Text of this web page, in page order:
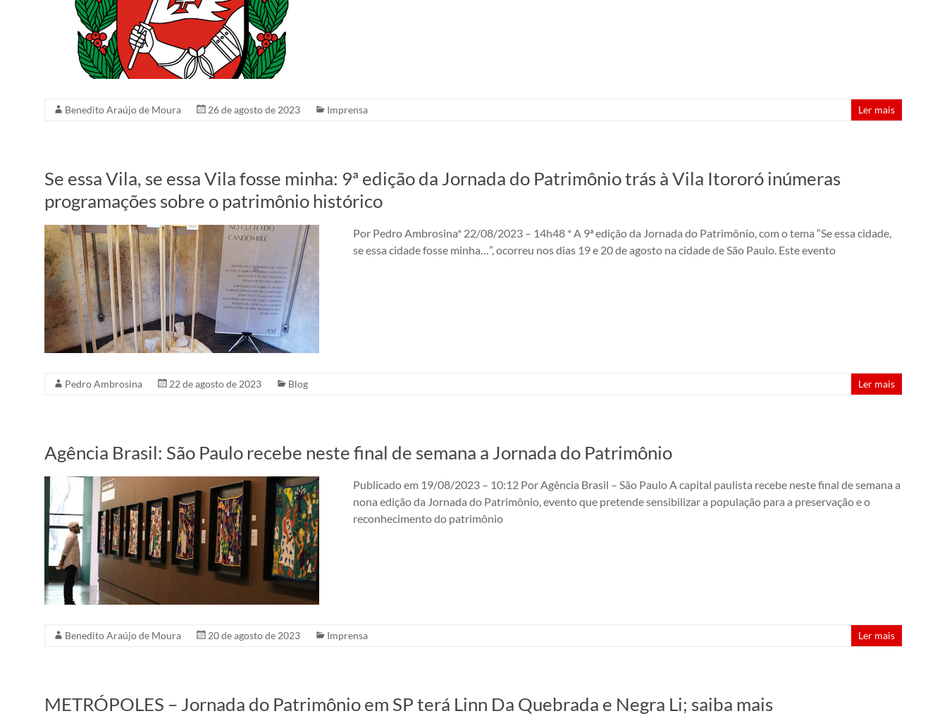
Benedito Araújo de Moura 26 de agosto de 2023 Imprensa Ler mais
Se essa Vila, se essa Vila fosse minha: 9ª edição da Jornada do Patrimônio trás à Vila Itororó inúmeras
programações sobre o patrimônio histórico
Por Pedro Ambrosina* 22/08/2023 – 14h48 * A 9ª edição da Jornada do Patrimônio, com o tema “Se essa cidade,
se essa cidade fosse minha…”, ocorreu nos dias 19 e 20 de agosto na cidade de São Paulo. Este evento
Pedro Ambrosina 22 de agosto de 2023 Blog Ler mais
Agência Brasil: São Paulo recebe neste final de semana a Jornada do Patrimônio
Publicado em 19/08/2023 – 10:12 Por Agência Brasil – São Paulo A capital paulista recebe neste final de semana a
nona edição da Jornada do Patrimônio, evento que pretende sensibilizar a população para a preservação e o
reconhecimento do patrimônio
Benedito Araújo de Moura 20 de agosto de 2023 Imprensa Ler mais
METRÓPOLES – Jornada do Patrimônio em SP terá Linn Da Quebrada e Negra Li; saiba mais